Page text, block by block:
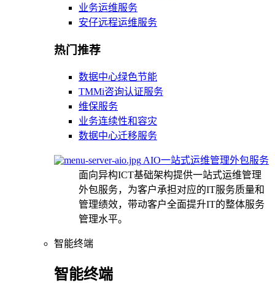
业务运维服务
安仔远程运维服务
热门推荐
数据中心绿色节能
TMMi咨询认证服务
维保服务
业务连续性和容灾
数据中心迁移服务
AIO一站式运维管理外包服务
面向异构ICT基础架构提供一站式运维管理
外包服务，为客户承担对应的IT服务质量和
管理绩效，带动客户全面提升IT的整体服务
管理水平。
智能终端
智能终端